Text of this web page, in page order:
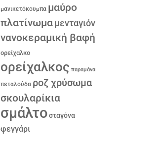
μανικετόκουμπα μαύρο
πλατίνωμαμενταγιόν
νανοκεραμική βαφή
ορείχαλκο
ορείχαλκος παραμάνα
πεταλούδα ροζ χρύσωμα
σκουλαρίκια
σμάλτοσταγόνα
φεγγάρι